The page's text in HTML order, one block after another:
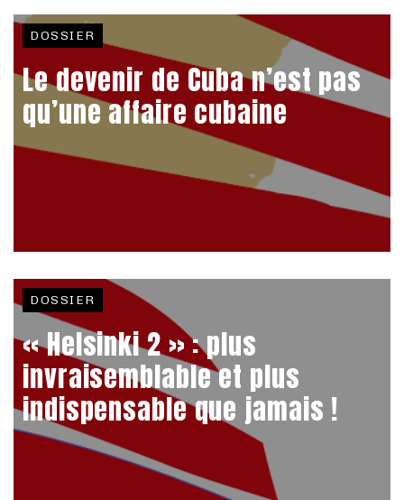
DOSSIER
Le devenir de Cuba n’est pas
qu’une affaire cubaine
DOSSIER
« Helsinki 2 » : plus
invraisemblable et plus
indispensable que jamais !